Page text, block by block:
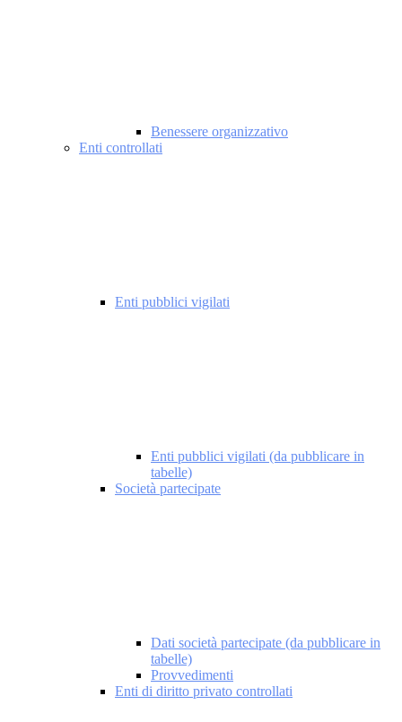
Benessere organizzativo
Enti controllati
Enti pubblici vigilati
Enti pubblici vigilati (da pubblicare in
tabelle)
Società partecipate
Dati società partecipate (da pubblicare in
tabelle)
Provvedimenti
Enti di diritto privato controllati